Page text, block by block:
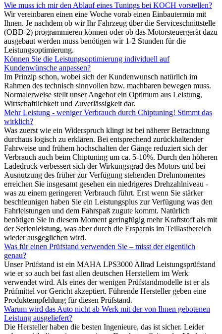
Wie muss ich mir den Ablauf eines Tunings bei KOCH vorstellen?
Wir vereinbaren einen eine Woche vorab einen Einbautermin mit
Ihnen. Je nachdem ob wir Ihr Fahrzeug über die Serviceschnittstelle
(OBD-2) programmieren können oder ob das Motorsteuergerät dazu
ausgebaut werden muss benötigen wir 1-2 Stunden für die
Leistungsoptimierung.
Können Sie die Leistungsoptimierung individuell auf
Kundenwünsche anpassen?
Im Prinzip schon, wobei sich der Kundenwunsch natürlich im
Rahmen des technisch sinnvollen bzw. machbaren bewegen muss.
Normalerweise stellt unser Angebot ein Optimum aus Leistung,
Wirtschaftlichkeit und Zuverlässigkeit dar.
Mehr Leistung - weniger Verbrauch durch Chiptuning! Stimmt das
wirklich?
Was zuerst wie ein Widerspruch klingt ist bei näherer Betrachtung
durchaus logisch zu erklären. Bei entsprechend zurückhaltender
Fahrweise und frühem hochschalten der Gänge reduziert sich der
Verbrauch auch beim Chiptuning um ca. 5-10%. Durch den höheren
Ladedruck verbessert sich der Wirkungsgrad des Motors und bei
Ausnutzung des früher zur Verfügung stehenden Drehmomentes
erreichen Sie insgesamt gesehen ein niedrigeres Drehzahlniveau -
was zu einem geringeren Verbrauch führt. Erst wenn Sie stärker
beschleunigen haben Sie ein Leistungsplus zur Verfügung was den
Fahrleistungen und dem Fahrspaß zugute kommt. Natürlich
benötigen Sie in diesem Moment geringfügig mehr Kraftstoff als mit
der Serienleistung, was aber durch die Ersparnis im Teillastbereich
wieder ausgeglichen wird.
Was für einen Prüfstand verwenden Sie – misst der eigentlich
genau?
Unser Prüfstand ist ein MAHA LPS3000 Allrad Leistungsprüfstand
wie er so auch bei fast allen deutschen Herstellern im Werk
verwendet wird. Als eines der wenigen Prüfstandmodelle ist er als
Prüfmittel vor Gericht akzeptiert. Führende Hersteller geben eine
Produktempfehlung für diesen Prüfstand.
Warum wird das Auto nicht ab Werk mit der von Ihnen gebotenen
Leistung ausgeliefert?
Die Hersteller haben die besten Ingenieure, das ist sicher. Leider